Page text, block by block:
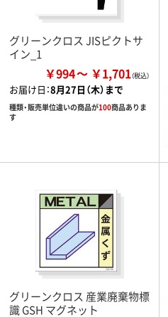
グリーンクロス JISピクトサ
イン_1
￥994 ￥1,701
お届け日：8月27日（木）まで
種類・販売単位違いの商品が100商品ありま
す
グリーンクロス 産業廃棄物標
識 GSH マグネット